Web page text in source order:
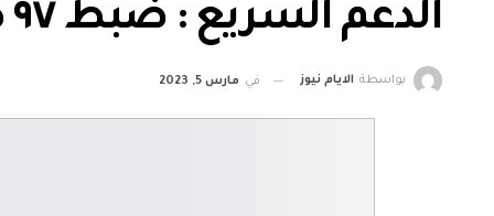
الدعم السريع : ضبط ٩٧ كيلو من مخدر الأيس
بواسطة الايام نيوز في مارس 5, 2023